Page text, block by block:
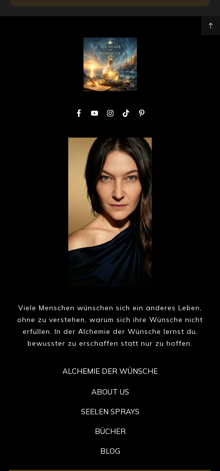
Viele Menschen wünschen sich ein anderes Leben,
ohne zu verstehen, warum sich ihre Wünsche nicht
erfüllen. In der Alchemie der Wünsche lernst du,
bewusster zu erschaffen statt nur zu hoffen.
ALCHEMIE DER WÜNSCHE
ABOUT US
SEELEN SPRAYS
BÜCHER
BLOG